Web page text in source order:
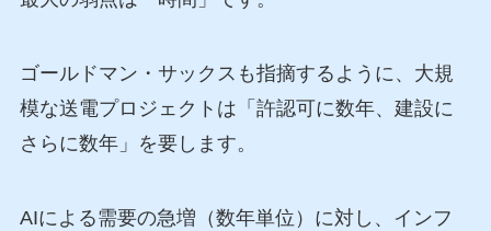
ゴールドマン・サックスも指摘するように、大規
模な送電プロジェクトは「許認可に数年、建設に
さらに数年」を要します。
AIによる需要の急増（数年単位）に対し、インフ